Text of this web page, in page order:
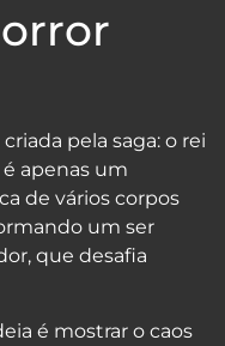
pela saga: o rei
apenas um
de vários corpos
um ser
que desafia
é mostrar o caos